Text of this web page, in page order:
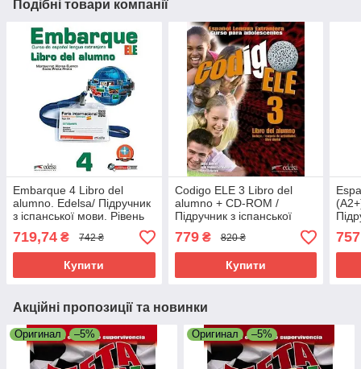
Подібні товари компанії
Embarque 4 Libro del
alumno. Edelsa/ Підручник
з іспанської мови. Рівень
B2
719,74 ₴ 742 ₴
Купити
Codigo ELE 3 Libro del
alumno + CD-ROM /
Підручник з іспанської
мови. Рівень B1
779₴ 820 ₴
Купити
Акційні пропозиції та новинки
Оригинал –5% Оригинал –5%